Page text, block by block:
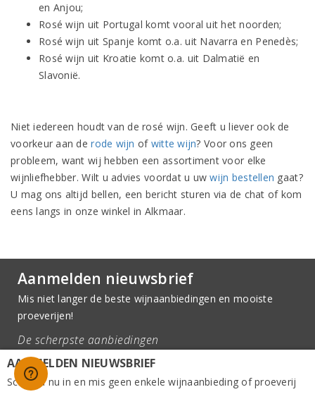
en Anjou;
Rosé wijn uit Portugal komt vooral uit het noorden;
Rosé wijn uit Spanje komt o.a. uit Navarra en Penedès;
Rosé wijn uit Kroatie komt o.a. uit Dalmatië en
Slavonië.
Niet iedereen houdt van de rosé wijn. Geeft u liever ook de
voorkeur aan derode wijn of witte wijn? Voor ons geen
probleem, want wij hebben een assortiment voor elke
wijnliefhebber. Wilt u advies voordat u uwwijn bestellen gaat?
U mag ons altijd bellen, een bericht sturen via de chat of kom
eens langs in onze winkel in Alkmaar.
Aanmelden nieuwsbrief
Mis niet langer de beste wijnaanbiedingen en mooiste
proeverijen!
De scherpste aanbiedingen
Handige wijn en spijs tips
AANMELDEN NIEUWSBRIEF
Schrijf u nu in en mis geen enkele wijnaanbieding of proeverij